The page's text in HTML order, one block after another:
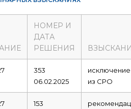
НОМЕР И
ДАТА
РЕШЕНИЯ
353
06.02.2025
исключение
из СРО
153